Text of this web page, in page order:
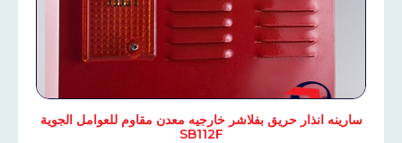
سارينه انذار حريق بفلاشر خارجيه معدن مقاوم للعوامل الجوية
SB112F